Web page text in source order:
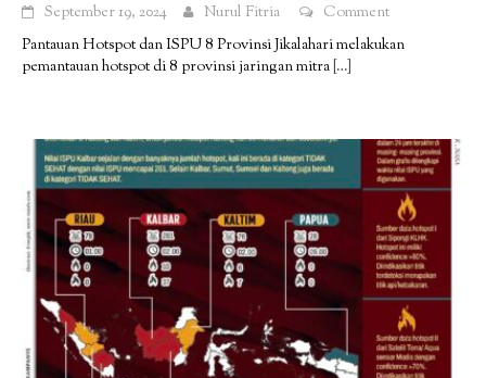
September 19, 2024 Nurul Fitria
Comment
Pantauan Hotspot dan ISPU 8 Provinsi Jikalahari melakukan
pemantauan hotspot di 8 provinsi jaringan mitra […]